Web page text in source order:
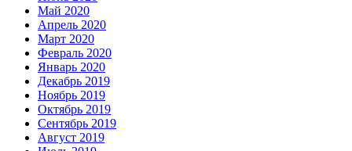
Май 2020
Апрель 2020
Март 2020
Февраль 2020
Январь 2020
Декабрь 2019
Ноябрь 2019
Октябрь 2019
Сентябрь 2019
Август 2019